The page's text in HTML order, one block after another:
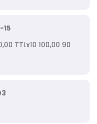
15
TTLx10 100,00 90